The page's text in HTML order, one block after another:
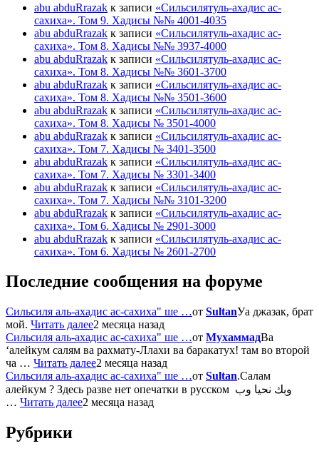
abu abduRrazak к записи «Сильсилятуль-ахадис ас-
сахиха». Том 9. Хадисы №№ 4001-4035
abu abduRrazak к записи «Сильсилятуль-ахадис ас-
сахиха». Том 8. Хадисы №№ 3937-4000
abu abduRrazak к записи «Сильсилятуль-ахадис ас-
сахиха». Том 8. Хадисы №№ 3601-3700
abu abduRrazak к записи «Сильсилятуль-ахадис ас-
сахиха». Том 8. Хадисы №№ 3501-3600
abu abduRrazak к записи «Сильсилятуль-ахадис ас-
сахиха». Том 8. Хадисы № 3501-4000
abu abduRrazak к записи «Сильсилятуль-ахадис ас-
сахиха». Том 7. Хадисы № 3401-3500
abu abduRrazak к записи «Сильсилятуль-ахадис ас-
сахиха». Том 7. Хадисы № 3301-3400
abu abduRrazak к записи «Сильсилятуль-ахадис ас-
сахиха». Том 7. Хадисы №№ 3101-3200
abu abduRrazak к записи «Сильсилятуль-ахадис ас-
сахиха». Том 6. Хадисы № 2901-3000
abu abduRrazak к записи «Сильсилятуль-ахадис ас-
сахиха». Том 6. Хадисы № 2601-2700
Последние сообщения на форуме
Сильсиля аль-ахадис ас-сахиха" ше …от SultanУа джазак, брат
мой. Читать далее2 месяца назад
Сильсиля аль-ахадис ас-сахиха" ше …от МухаммадВа
‘алейкум салям ва рахмату-Ллахи ва баракатух! там во второй
ча … Читать далее2 месяца назад
Сильсиля аль-ахадис ас-сахиха" ше …от Sultan.Салам
алейкум ? Здесь разве нет опечатки в русском وبك نحيا وب
… Читать далее2 месяца назад
Рубрики